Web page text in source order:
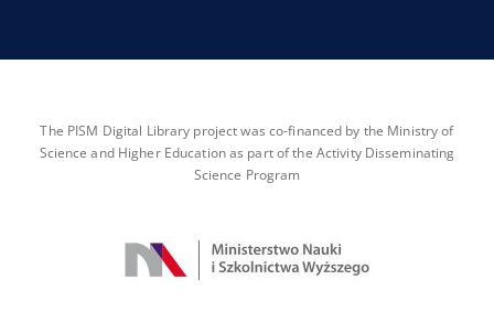
The PISM Digital Library project was co-financed by the Ministry of
Science and Higher Education as part of the Activity Disseminating
Science Program